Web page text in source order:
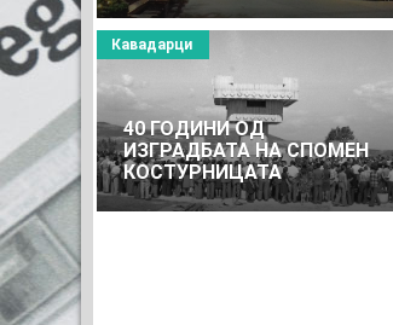
40 ГОДИНИ ОД
ИЗГРАДБАТА НА СПОМЕН
КОСТУРНИЦАТА
Кавадарци